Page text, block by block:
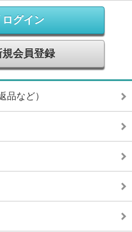
グイン
会員登録
品など）